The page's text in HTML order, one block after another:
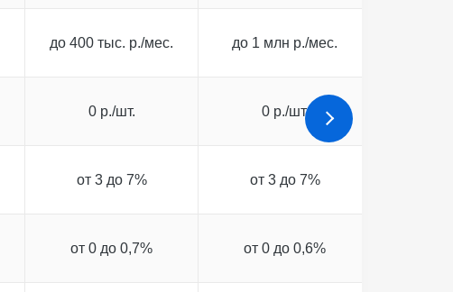
до 400 тыс. р./мес. до 1 млн р./мес.
0 р./шт. 0 р./шт.
от 3 до 7% от 3 до 7%
от 0 до 0,7% от 0 до 0,6%